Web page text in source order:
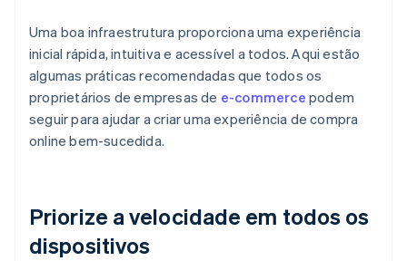
Uma boa infraestrutura proporciona uma experiência
inicial rápida, intuitiva e acessível a todos. Aqui estão
algumas práticas recomendadas que todos os
proprietários de empresas de e-commerce podem
seguir para ajudar a criar uma experiência de compra
online bem-sucedida.
Priorize a velocidade em todos os
dispositivos